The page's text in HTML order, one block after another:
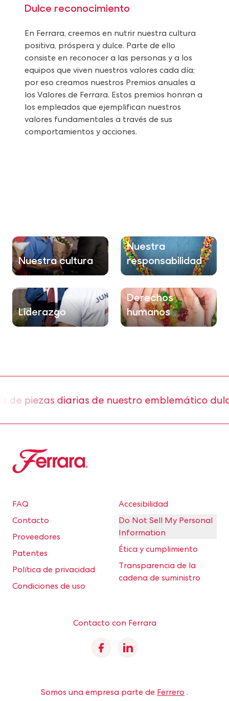
Dulce reconocimiento
En Ferrara, creemos en nutrir nuestra cultura
positiva, próspera y dulce. Parte de ello
consiste en reconocer a las personas y a los
equipos que viven nuestros valores cada día;
por eso creamos nuestros Premios anuales a
los Valores de Ferrara. Estos premios honran a
los empleados que ejemplifican nuestros
valores fundamentales a través de sus
comportamientos y acciones.
Nuestra cultura
Nuestra
responsabilidad
Liderazgo
Derechos
humanos
diarias de nuestro emblemático dulce
Ferrara
FAQ
Contacto
Proveedores
Patentes
Política de privacidad
Condiciones de uso
Accesibilidad
Do Not Sell My Personal
Information
Ética y cumplimiento
Transparencia de la
cadena de suministro
Contacto con Ferrara
FacebookLinkedin
Somos una empresa parte de Ferrero .